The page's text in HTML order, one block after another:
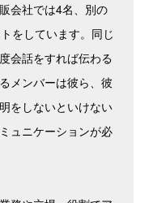
会社では4名、別の
をしています。同じ
会話をすれば伝わる
メンバーは彼ら、彼
をしないといけない
ュニケーションが必